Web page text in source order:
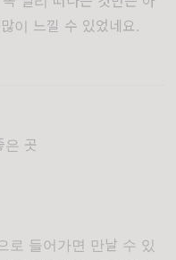
이 느낄 수 있었네요.
은 곳
로 들어가면 만날 수 있